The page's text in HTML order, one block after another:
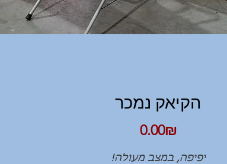
הקיאק נמכר
‏0.00 ‏₪Price
יפיפה, במצב מעולה!